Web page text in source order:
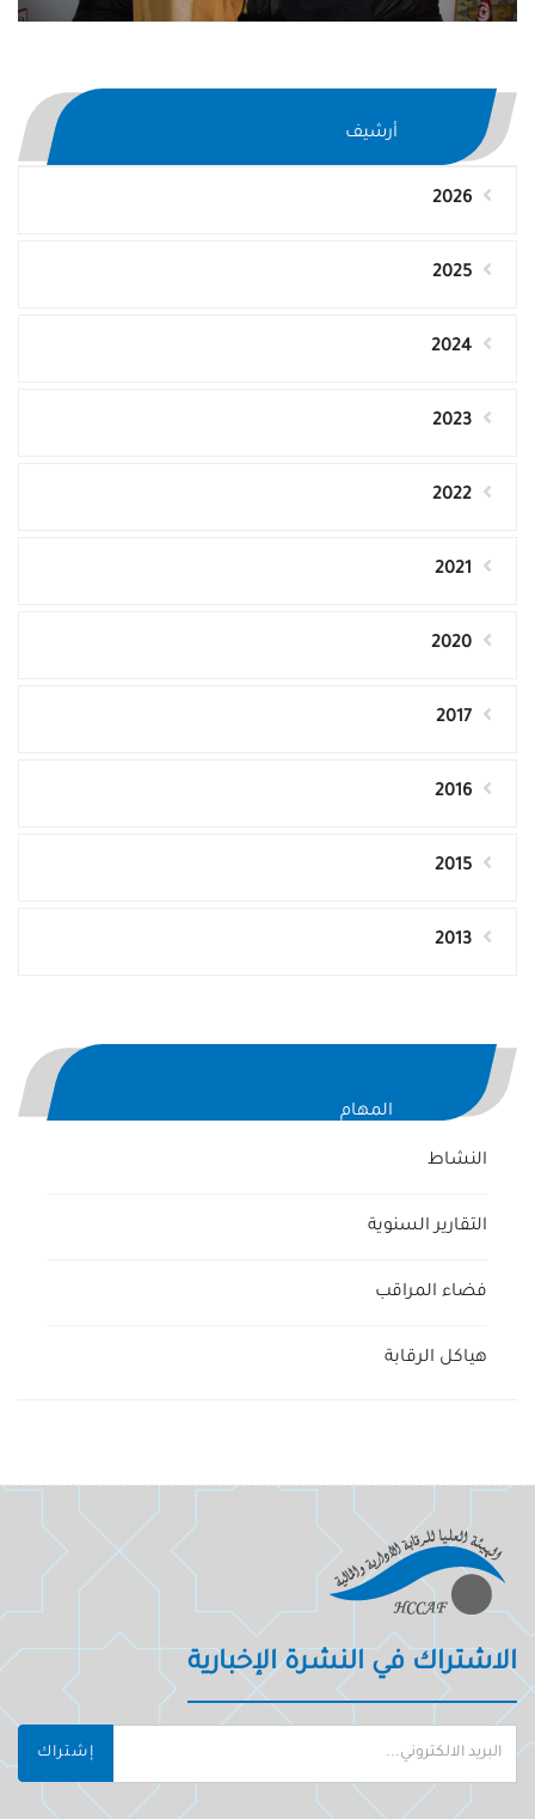
أرشيف
2026
2025
2024
2023
2022
2021
2020
2017
2016
2015
2013
المهام
النشاط
التقارير السنوية
فضاء المراقب
هياكل الرقابة
الاشتراك في النشرة الإخبارية
إشتراك